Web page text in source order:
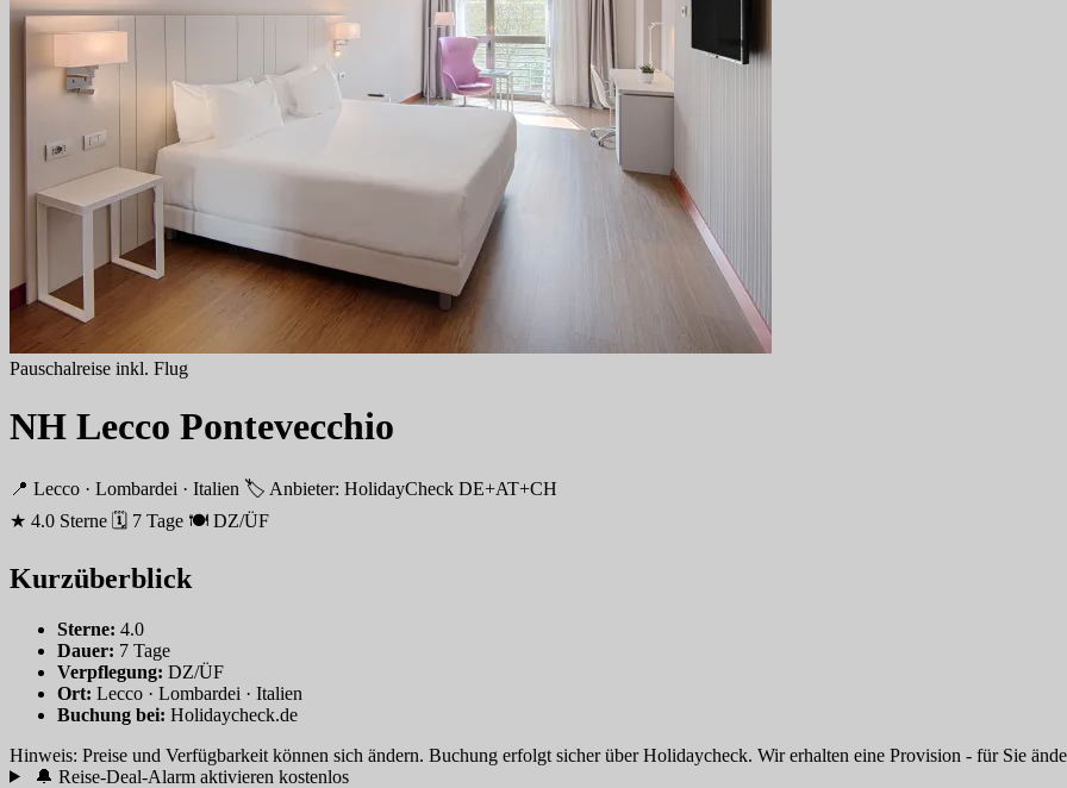
Pauschalreise inkl. Flug
NH Lecco Pontevecchio
📍 Lecco · Lombardei · Italien 🏷 Anbieter: HolidayCheck DE+AT+CH
★ 4.0 Sterne 🗓 7 Tage 🍽 DZ/ÜF
Kurzüberblick
Sterne: 4.0
Dauer: 7 Tage
Verpflegung: DZ/ÜF
Ort: Lecco · Lombardei · Italien
Buchung bei: Holidaycheck.de
Hinweis: Preise und Verfügbarkeit können sich ändern. Buchung erfolgt sicher über Holidaycheck. Wir erhalten eine Provision - für Sie
🔔 Reise-Deal-Alarm aktivieren kostenlos